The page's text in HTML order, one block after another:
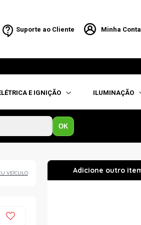
Suporte ao Cliente Minha Conta
E IGNIÇÃO ILUMINAÇÃO
OK
VEÍCULO